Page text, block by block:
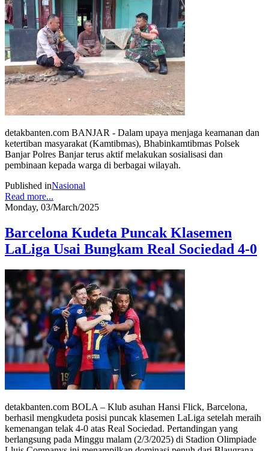
detakbanten.com BANJAR - Dalam upaya menjaga keamanan dan
ketertiban masyarakat (Kamtibmas), Bhabinkamtibmas Polsek
Banjar Polres Banjar terus aktif melakukan sosialisasi dan
pembinaan kepada warga di berbagai wilayah.
Published inNasional
Read more...
Monday, 03/March/2025
Barcelona Kudeta Puncak Klasemen
LaLiga Usai Bungkam Real Sociedad 4-0
detakbanten.com BOLA – Klub asuhan Hansi Flick, Barcelona,
berhasil mengkudeta posisi puncak klasemen LaLiga setelah meraih
kemenangan telak 4-0 atas Real Sociedad. Pertandingan yang
berlangsung pada Minggu malam (2/3/2025) di Stadion Olimpiade